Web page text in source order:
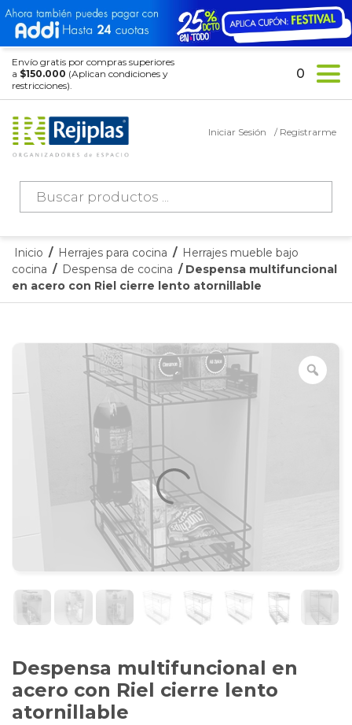
Envío gratis por compras superiores
a $150.000 (Aplican condiciones y
restricciones).
Búsqueda
productos
Iniciar Sesión / Registrarme
0
Inicio / Herrajes para cocina / Herrajes mueble bajo
cocina / Despensa de cocina / Despensa multifuncional
en acero con Riel cierre lento atornillable
Despensa multifuncional en
acero con Riel cierre lento
atornillable